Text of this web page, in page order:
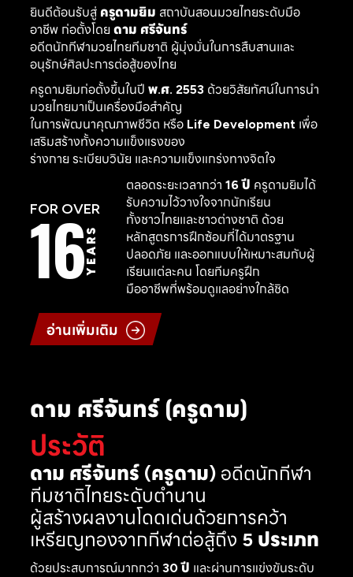
ยินดีต้อนรับสู่ ครูดามยิม สถาบันสอนมวยไทยระดับมือ
อาชีพ ก่อตั้งโดย ดาม ศรีจันทร์
อดีตนักกีฬามวยไทยทีมชาติ ผู้มุ่งมั่นในการสืบสานและ
อนุรักษ์ศิลปะการต่อสู้ของไทย
ครูดามยิมก่อตั้งขึ้นในปี พ.ศ. 2553ด้วยวิสัยทัศน์ในการนำ
มวยไทยมาเป็นเครื่องมือสำคัญ
ในการพัฒนาคุณภาพชีวิต หรือ Life Developmentเพื่อ
เสริมสร้างทั้งความแข็งแรงของ
ร่างกาย ระเบียบวินัย และความแข็งแกร่งทางจิตใจ
FOR OVER
16YEARS
ตลอดระยะเวลากว่า 16 ปี ครูดามยิมได้
รับความไว้วางใจจากนักเรียน
ทั้งชาวไทยและชาวต่างชาติ ด้วย
หลักสูตรการฝึกซ้อมที่ได้มาตรฐาน
ปลอดภัย และออกแบบให้เหมาะสมกับผู้
เรียนแต่ละคน โดยทีมครูฝึก
มืออาชีพที่พร้อมดูแลอย่างใกล้ชิด
อ่านเพิ่มเติม
ดาม ศรีจันทร์ (ครูดาม)
ประวัติ
ดาม ศรีจันทร์ (ครูดาม)อดีตนักกีฬา
ทีมชาติไทยระดับตำนาน
ผู้สร้างผลงานโดดเด่นด้วยการคว้า
เหรียญทองจากกีฬาต่อสู้ถึง 5 ประเภท
ด้วยประสบการณ์มากกว่า 30 ปี และผ่านการแข่งขันระดับ